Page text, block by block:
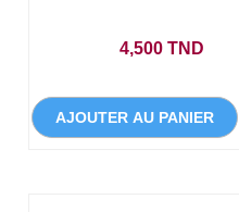
4,500 TND
AJOUTER AU PANIER